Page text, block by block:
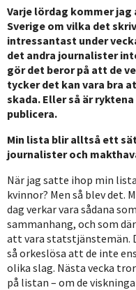
Varje lördag kommer
Sverige om vilka det
intressantast under
det andra journalister
gör det beror på att de
tycker det kan vara bra
skada. Eller så är
publicera.
Min lista blir alltså ett
journalister och
När jag satte ihop min
kvinnor? Men så blev det.
dag verkar vara sådana
sammanhang, och som
att vara statstjänstemän.
så orkeslösa att de inte
olika slag. Nästa vecka
på listan – om de